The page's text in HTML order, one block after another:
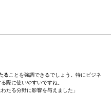
る ことを強調できるでしょう。特にビジネ
際に使いやすいですね。
たる分野に影響を与えました」